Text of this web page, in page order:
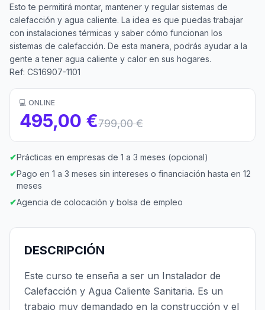
Esto te permitirá montar, mantener y regular sistemas de
calefacción y agua caliente. La idea es que puedas trabajar
con instalaciones térmicas y saber cómo funcionan los
sistemas de calefacción. De esta manera, podrás ayudar a la
gente a tener agua caliente y calor en sus hogares.
Ref: CS16907-1101
💻 ONLINE
495,00 €799,00 €
✔Prácticas en empresas de 1 a 3 meses (opcional)
✔Pago en 1 a 3 meses sin intereses o financiación hasta en 12
meses
✔Agencia de colocación y bolsa de empleo
DESCRIPCIÓN
Este curso te enseña a ser un Instalador de
Calefacción y Agua Caliente Sanitaria. Es un
trabajo muy demandado en la construcción y el